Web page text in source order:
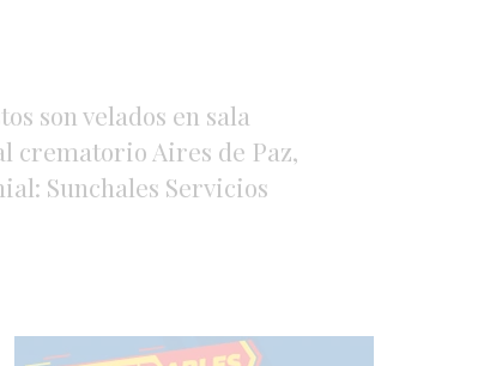
son velados en sala
crematorio Aires de Paz,
Sunchales Servicios